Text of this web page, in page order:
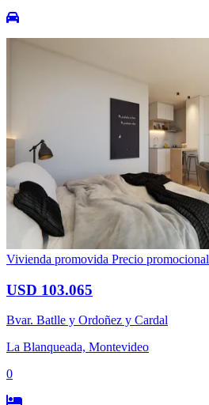
Vivienda promovida Precio promocional
USD 103.065
Bvar. Batlle y Ordoñez y Cardal
La Blanqueada, Montevideo
0